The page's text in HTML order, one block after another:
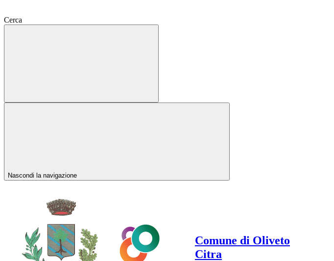
Cerca
Nascondi la navigazione
Comune di Oliveto
Citra